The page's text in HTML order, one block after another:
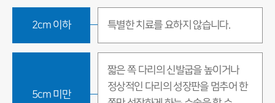
2cm 이하 특별한 치료를 요하지 않습니다.
5cm 미만
짧은 쪽 다리의 신발굽을 높이거나
정상적인 다리의 성장판을 멈추어 한